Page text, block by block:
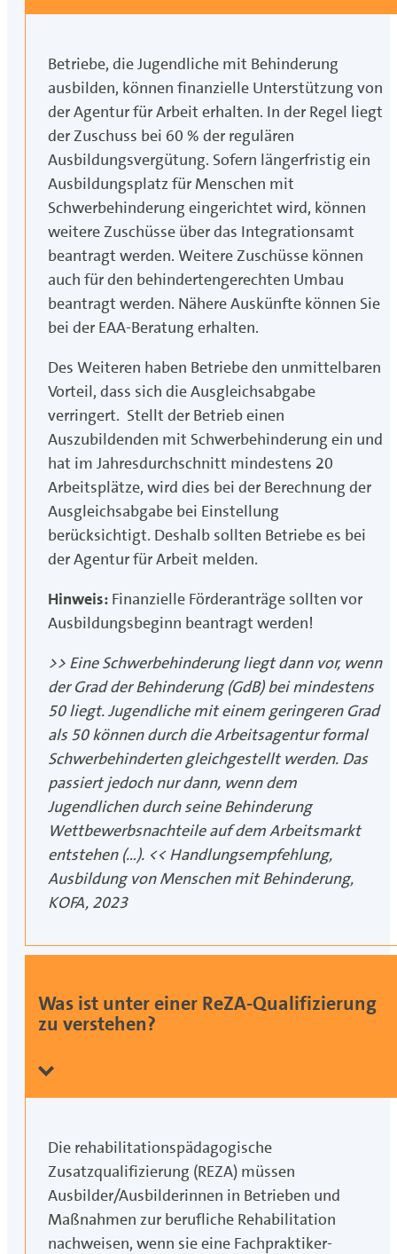
Betriebe, die Jugendliche mit Behinderung
ausbilden, können finanzielle Unterstützung von
der Agentur für Arbeit erhalten. In der Regel liegt
der Zuschuss bei 60 % der regulären
Ausbildungsvergütung. Sofern längerfristig ein
Ausbildungsplatz für Menschen mit
Schwerbehinderung eingerichtet wird, können
weitere Zuschüsse über das Integrationsamt
beantragt werden. Weitere Zuschüsse können
auch für den behindertengerechten Umbau
beantragt werden. Nähere Auskünfte können Sie
bei der EAA-Beratung erhalten.
Des Weiteren haben Betriebe den unmittelbaren
Vorteil, dass sich die Ausgleichsabgabe
verringert. Stellt der Betrieb einen
Auszubildenden mit Schwerbehinderung ein und
hat im Jahresdurchschnitt mindestens 20
Arbeitsplätze, wird dies bei der Berechnung der
Ausgleichsabgabe bei Einstellung
berücksichtigt. Deshalb sollten Betriebe es bei
der Agentur für Arbeit melden.
Hinweis: Finanzielle Förderanträge sollten vor
Ausbildungsbeginn beantragt werden!
>> Eine Schwerbehinderung liegt dann vor, wenn
der Grad der Behinderung (GdB) bei mindestens
50 liegt. Jugendliche mit einem geringeren Grad
als 50 können durch die Arbeitsagentur formal
Schwerbehinderten gleichgestellt werden. Das
passiert jedoch nur dann, wenn dem
Jugendlichen durch seine Behinderung
Wettbewerbsnachteile auf dem Arbeitsmarkt
entstehen (…). <<Handlungsempfehlung,
Ausbildung von Menschen mit Behinderung,
KOFA, 2023
Was ist unter einer ReZA-Qualifizierung
zu verstehen?
Die rehabilitationspädagogische
Zusatzqualifizierung (REZA) müssen
Ausbilder/Ausbilderinnen in Betrieben und
Maßnahmen zur berufliche Rehabilitation
nachweisen, wenn sie eine Fachpraktiker-